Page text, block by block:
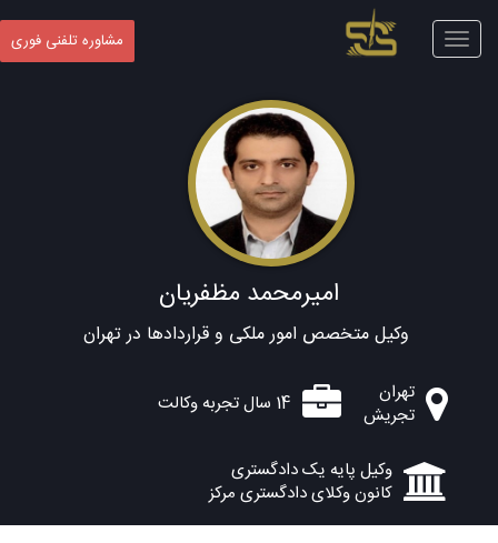
Toggle
navigation
مشاوره تلفنی فوری
امیرمحمد مظفریان
وکیل متخصص امور ملکی و قراردادها در تهران
تهران
تجریش
14 سال تجربه وکالت
وکیل پایه یک دادگستری
کانون وکلای دادگستری مرکز